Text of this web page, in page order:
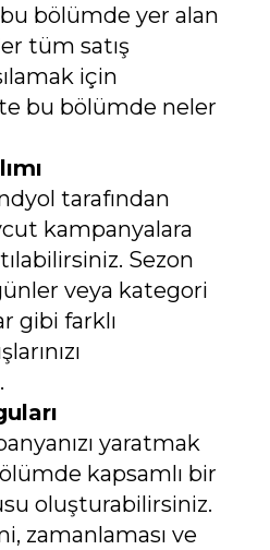
bölümde yer alan
tüm satış
için
bu bölümde neler
tarafından
kampanyalara
Sezon
veya kategori
gibi farklı
yaratmak
kapsamlı bir
oluşturabilirsiniz.
zamanlaması ve